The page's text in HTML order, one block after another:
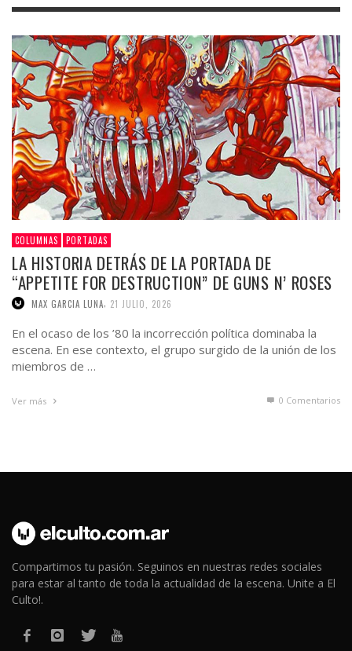
COLUMNAS PORTADAS
LA HISTORIA DETRÁS DE LA PORTADA DE
“APPETITE FOR DESTRUCTION” DE GUNS N’ ROSES
MAX GARCIA LUNA 21 JULIO, 2026
En el ocaso de los ’80 la incorrección política dominaba la
escena. En ese contexto, el grupo surgido de la unión de los
miembros de …
Ver más 0 Comentarios
Compartimos tu pasión. Seguinos en nuestras redes sociales
para estar al tanto de toda la actualidad de la escena. Unite a El
Culto!.